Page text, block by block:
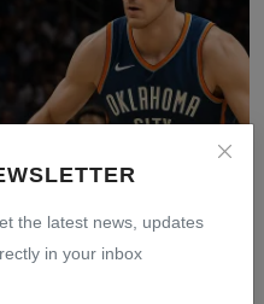
the latest news, updates
in your inbox
Tengah 2026, Ini